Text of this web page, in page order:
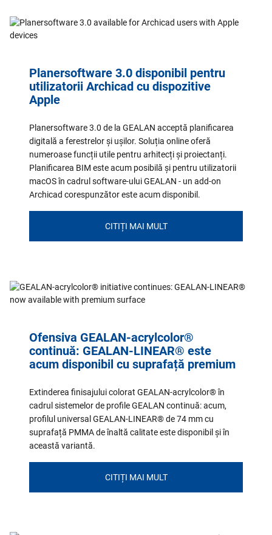
Planersoftware 3.0 disponibil pentru
utilizatorii Archicad cu dispozitive
Apple
Planersoftware 3.0 de la GEALAN acceptă planificarea
digitală a ferestrelor și ușilor. Soluția online oferă
numeroase funcții utile pentru arhitecți și proiectanți.
Planificarea BIM este acum posibilă și pentru utilizatorii
macOS în cadrul software-ului GEALAN - un add-on
Archicad corespunzător este acum disponibil.
CITIȚI MAI MULT
Ofensiva GEALAN-acrylcolor®
continuă: GEALAN-LINEAR® este
acum disponibil cu suprafață premium
Extinderea finisajului colorat GEALAN-acrylcolor® în
cadrul sistemelor de profile GEALAN continuă: acum,
profilul universal GEALAN-LINEAR® de 74 mm cu
suprafață PMMA de înaltă calitate este disponibil și în
această variantă.
CITIȚI MAI MULT